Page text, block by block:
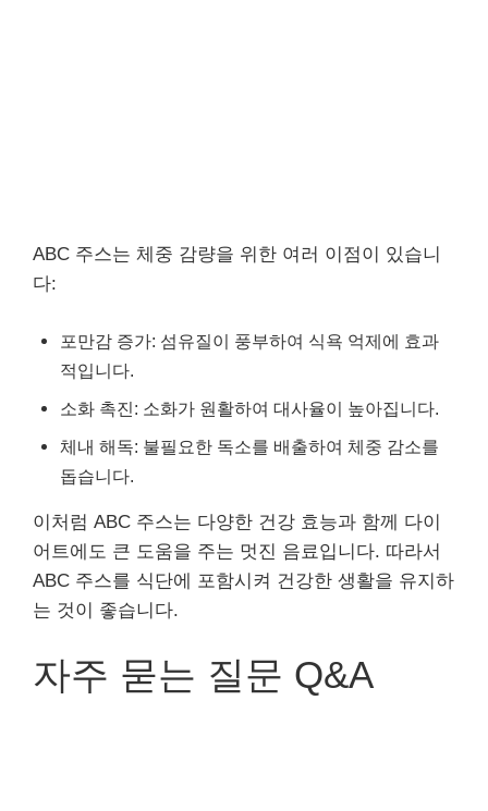
ABC 주스는 체중 감량을 위한 여러 이점이 있습니
다:
포만감 증가: 섬유질이 풍부하여 식욕 억제에 효과
적입니다.
소화 촉진: 소화가 원활하여 대사율이 높아집니다.
체내 해독: 불필요한 독소를 배출하여 체중 감소를
돕습니다.
이처럼 ABC 주스는 다양한 건강 효능과 함께 다이
어트에도 큰 도움을 주는 멋진 음료입니다. 따라서
ABC 주스를 식단에 포함시켜 건강한 생활을 유지하
는 것이 좋습니다.
자주 묻는 질문 Q&A